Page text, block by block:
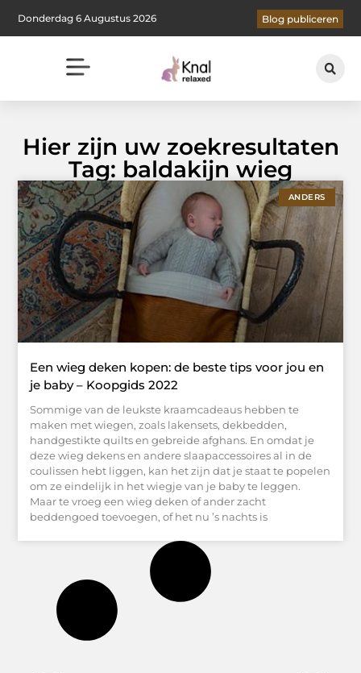
Donderdag 6 Augustus 2026 Blog publiceren
Hier zijn uw zoekresultaten
Tag: baldakijn wieg
ANDERS
Een wieg deken kopen: de beste tips voor jou en
je baby – Koopgids 2022
Sommige van de leukste kraamcadeaus hebben te
maken met wiegen, zoals lakensets, dekbedden,
handgestikte quilts en gebreide afghans. En omdat je
deze wieg dekens en andere slaapaccessoires al in de
coulissen hebt liggen, kan het zijn dat je staat te popelen
om ze eindelijk in het wiegje van je baby te leggen.
Maar te vroeg een wieg deken of ander zacht
beddengoed toevoegen, of het nu ’s nachts is